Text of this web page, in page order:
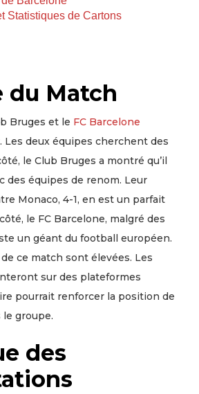
Statistiques de Cartons
du Match
Bruges et le FC Barcelone
Les deux équipes cherchent des
le Club Bruges a montré qu’il
des équipes de renom. Leur
Monaco, 4-1, en est un parfait
le FC Barcelone, malgré des
un géant du football européen.
ce match sont élevées. Les
sur des plateformes
pourrait renforcer la position de
le groupe.
des